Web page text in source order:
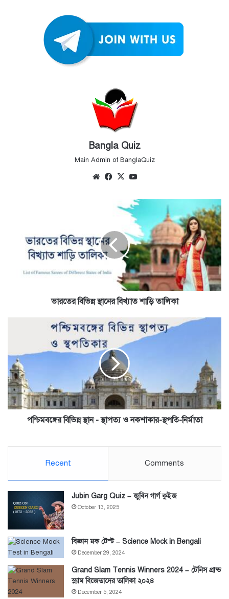
Bangla Quiz
Main Admin of BanglaQuiz
WebsiteFacebook
X
ভারতের বিভিন্ন স্থানের বিখ্যাত শাড়ি তালিকা
-
স্থাপত্য
ও
নকশাকার-
স্থপতি-
নির্মাতা
পশ্চিমবঙ্গের বিভিন্ন স্থান - স্থাপত্য ও নকশাকার-স্থপতি-নির্মাতা
Recent Comments
Jubin Garg Quiz – জুবিন গার্গ কুইজ
October 13, 2025
বিজ্ঞান মক টেস্ট – Science Mock in Bengali
December 29, 2024
Grand Slam Tennis Winners 2024 – টেনিস গ্রান্ড
স্ল্যাম বিজেতাদের তালিকা ২০২৪
December 5, 2024